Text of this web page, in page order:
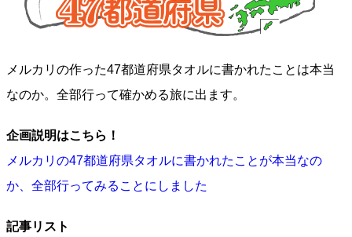
メルカリの作った47都道府県タオルに書かれたことは本当
なのか。全部行って確かめる旅に出ます。
企画説明はこちら！
メルカリの47都道府県タオルに書かれたことが本当なの
か、全部行ってみることにしました
記事リスト